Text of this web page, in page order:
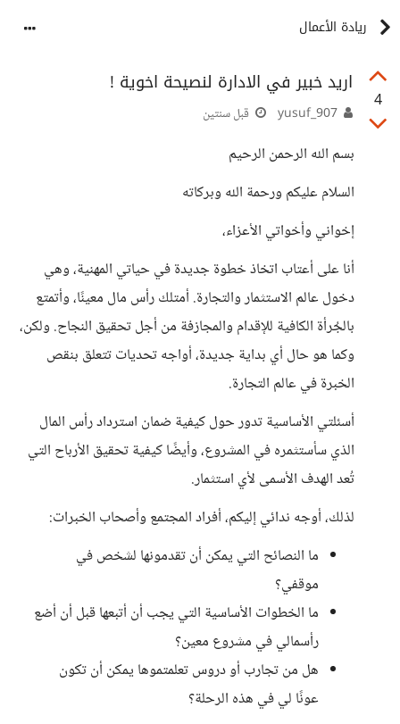
ريادة الأعمال
4
اريد خبير في الادارة لنصيحة اخوية !
قبل سنتين
بسم الله الرحمن الرحيم
السلام عليكم ورحمة الله وبركاته
إخواني وأخواتي الأعزاء،
أنا على أعتاب اتخاذ خطوة جديدة في حياتي المهنية، وهي
دخول عالم الاستثمار والتجارة. أمتلك رأس مال معينًا، وأتمتع
بالجُرأة الكافية للإقدام والمجازفة من أجل تحقيق النجاح. ولكن،
وكما هو حال أي بداية جديدة، أواجه تحديات تتعلق بنقص
الخبرة في عالم التجارة.
أسئلتي الأساسية تدور حول كيفية ضمان استرداد رأس المال
الذي سأستثمره في المشروع، وأيضًا كيفية تحقيق الأرباح التي
تُعد الهدف الأسمى لأي استثمار.
لذلك، أوجه ندائي إليكم، أفراد المجتمع وأصحاب الخبرات:
ما النصائح التي يمكن أن تقدمونها لشخص في
موقفي؟
ما الخطوات الأساسية التي يجب أن أتبعها قبل أن أضع
رأسمالي في مشروع معين؟
هل من تجارب أو دروس تعلمتموها يمكن أن تكون
عونًا لي في هذه الرحلة؟